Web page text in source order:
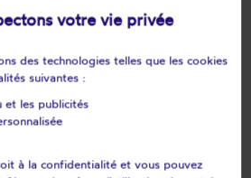
Nantes-en-ratier
Notre-dame-de-l'osier
Notre-dame-de-vaux
Optevoz
Oulles
votre vie privée
des technologies telles que les cookies
suivantes :
et les publicités
à la confidentialité et vous pouvez